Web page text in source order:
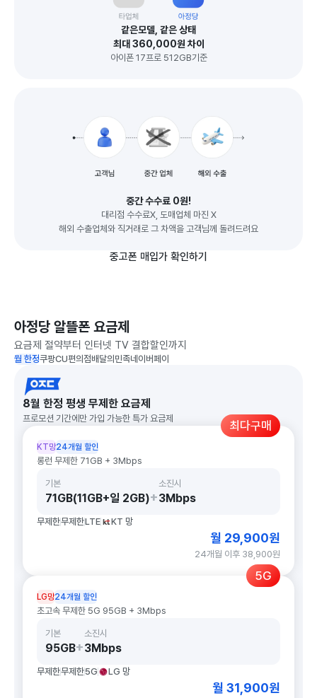
같은모델, 같은 상태
최대 360,000원 차이
아이폰 17프로 512GB기준
중간 수수료 0원!
대리점 수수료X, 도매업체 마진 X
해외 수출업체와 직거래로 그 차액을 고객님께 돌려드려요
중고폰 매입가 확인하기
아정당 알뜰폰 요금제
요금제 절약부터 인터넷 TV 결합할인까지
월 한정쿠팡CU편의점배달의민족네이버페이
8월 한정 평생 무제한 요금제
프로모션 기간에만 가입 가능한 특가 요금제
최다구매
KT망24개월 할인
롱런 무제한 71GB + 3Mbps
기본
71GB(11GB+일 2GB)+
소진시
3Mbps
무제한무제한LTE KT 망
월 29,900원
24개월 이후 38,900원
5G
LG망24개월 할인
초고속 무제한 5G 95GB + 3Mbps
기본
95GB+
소진시
3Mbps
무제한무제한5G LG 망
월 31,900원